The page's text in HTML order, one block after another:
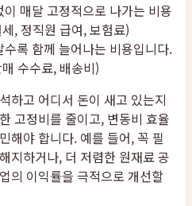
이 매달 고정적으로 나가는 비용
, 정직원 급여, 보험료)
수록 함께 늘어나는 비용입니다.
수수료, 배송비)
하고 어디서 돈이 새고 있는지
고정비를 줄이고, 변동비 효율
해야 합니다. 예를 들어, 꼭 필
지하거나, 더 저렴한 원재료 공
의 이익률을 극적으로 개선할